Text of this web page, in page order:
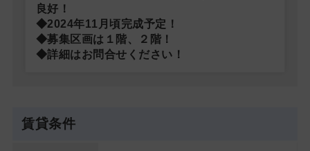
良好！
◆2024年11月頃完成予定！
◆募集区画は１階、２階！
◆詳細はお問合せください！
賃貸条件